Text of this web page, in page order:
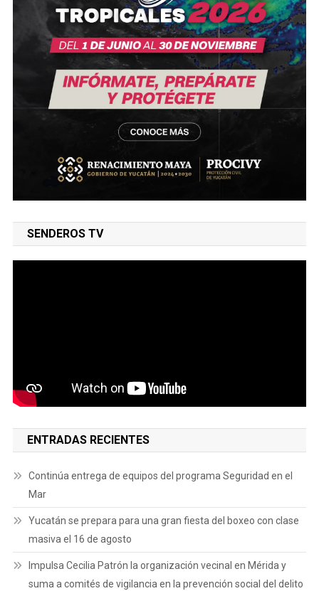
SENDEROS TV
ENTRADAS RECIENTES
Continúa entrega de equipos del programa Seguridad en el
Mar
Yucatán se prepara para una gran fiesta del boxeo con clase
masiva el 16 de agosto
Impulsa Cecilia Patrón la organización vecinal en Mérida y
suma a comités de vigilancia en la prevención social del delito